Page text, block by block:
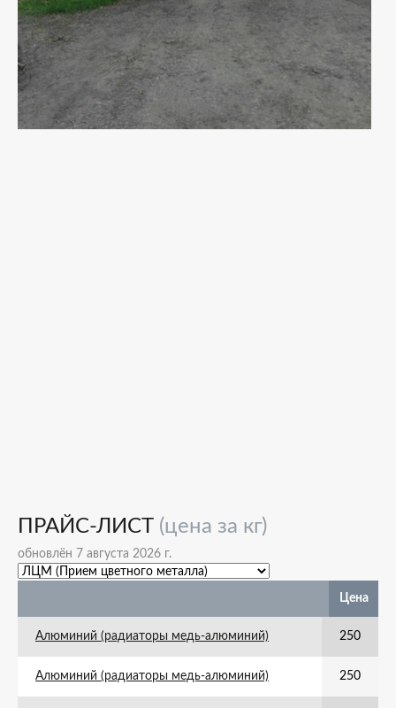
ПРАЙС-ЛИСТ (цена за кг)
обновлён 7 августа 2026 г.
Цена
Алюминий (радиаторы медь-алюминий) 250
Алюминий (радиаторы медь-алюминий) 250